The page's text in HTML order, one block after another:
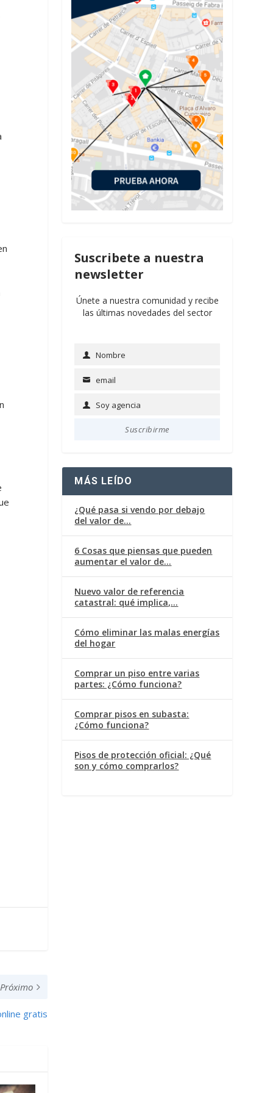
Próximo
gratis
Suscribete a nuestra
newsletter
Únete a nuestra comunidad y recibe
las últimas novedades del sector
NameNombre
Email email
Soy
Soy agencia
Suscribirme
MÁS LEÍDO
¿Qué pasa si vendo por debajo
del valor de…
6 Cosas que piensas que pueden
aumentar el valor de…
Nuevo valor de referencia
catastral: qué implica,…
Cómo eliminar las malas energías
del hogar
Comprar un piso entre varias
partes: ¿Cómo funciona?
Comprar pisos en subasta:
¿Cómo funciona?
Pisos de protección oficial: ¿Qué
son y cómo comprarlos?